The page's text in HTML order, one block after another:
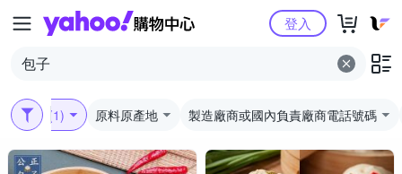
Yahoo購物中心登入
口味 (1) 原料原產地 製造廠商或國內負責廠商電話號碼